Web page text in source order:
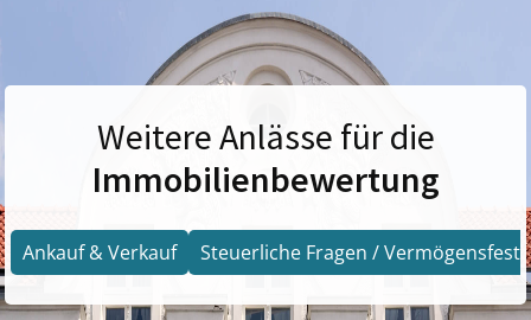
Weitere Anlässe für die
Immobilienbewertung
Ankauf & Verkauf Steuerliche Fragen /